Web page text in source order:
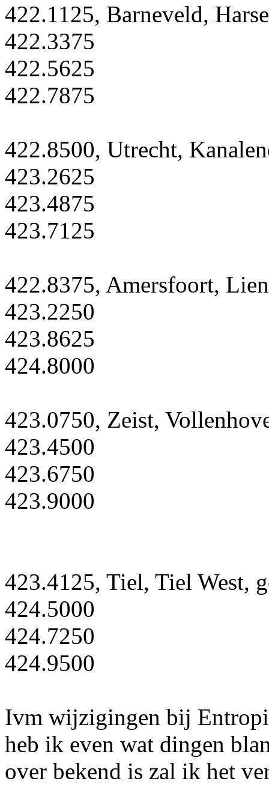
422.1125, Barneveld,
422.3375
422.5625
422.7875
422.8500, Utrecht,
423.2625
423.4875
423.7125
422.8375, Amersfoort,
423.2250
423.8625
424.8000
423.0750, Zeist,
423.4500
423.6750
423.9000
423.4125, Tiel, Tiel West,
424.5000
424.7250
424.9500
Ivm wijzigingen bij
heb ik even wat dingen
over bekend is zal ik het